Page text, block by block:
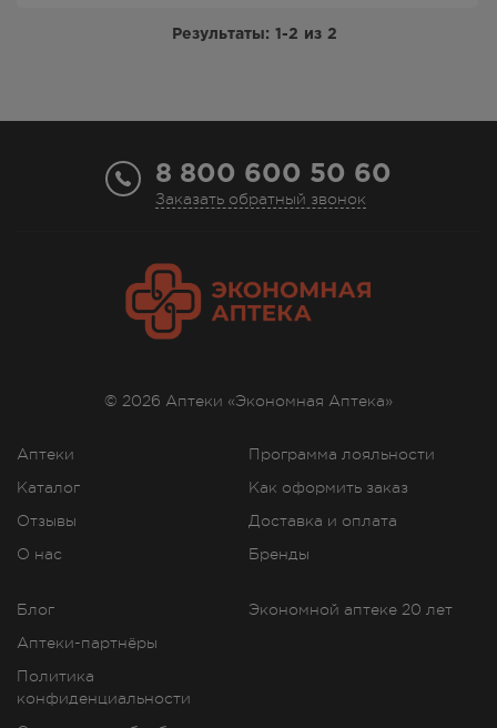
Результаты: 1-2 из 2
8 800 600 50 60
Заказать обратный звонок
Аптеки
Каталог
Отзывы
О нас
Программа лояльности
Как оформить заказ
Доставка и оплата
Бренды
Блог
Аптеки-партнёры
Политика
конфиденциальности
Экономной аптеке 20 лет
© 2026 Аптеки «Экономная Аптека»